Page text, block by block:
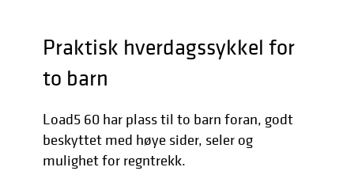
Praktisk hverdagssykkel for
to barn
Load5 60 har plass til to barn foran, godt
beskyttet med høye sider, seler og
mulighet for regntrekk.